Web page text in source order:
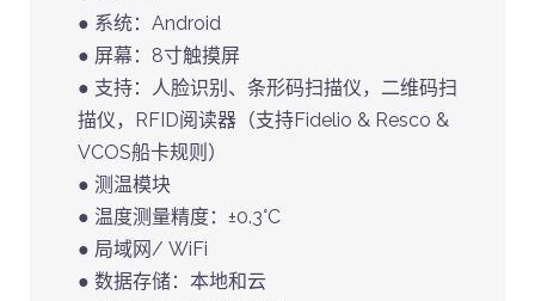
● 系统：Android
● 屏幕：8寸触摸屏
● 支持：人脸识别、条形码扫描仪，二维码扫
描仪，RFID阅读器（支持Fidelio & Resco &
VCOS船卡规则）
● 测温模块
● 温度测量精度：±0.3°C
● 局域网/ WiFi
● 数据存储：本地和云